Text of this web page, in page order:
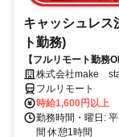
キャッシュレス
ト勤務)
【フルリモート勤務
スキルアップ
株式会社make
フルリモート
時給1,600円以上
勤務時間・曜日:
間 休憩1時間